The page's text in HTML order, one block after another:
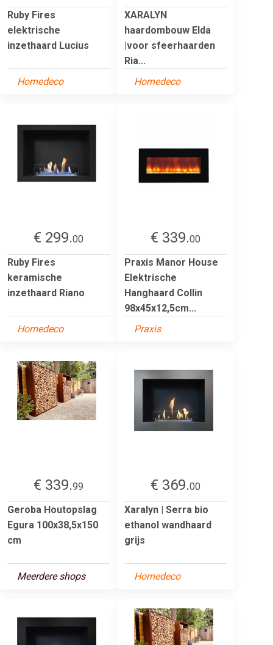
Ruby Fires
elektrische
inzethaard Lucius
Homedeco
XARALYN
haardombouw Elda
|voor sfeerhaarden
Ria...
Homedeco
€ 299.00
Ruby Fires
keramische
inzethaard Riano
Homedeco
€ 339.00
Praxis Manor House
Elektrische
Hanghaard Collin
98x45x12,5cm...
Praxis
€ 339.99
Geroba Houtopslag
Egura 100x38,5x150
cm
Meerdere shops
€ 369.00
Xaralyn | Serra bio
ethanol wandhaard
grijs
Homedeco